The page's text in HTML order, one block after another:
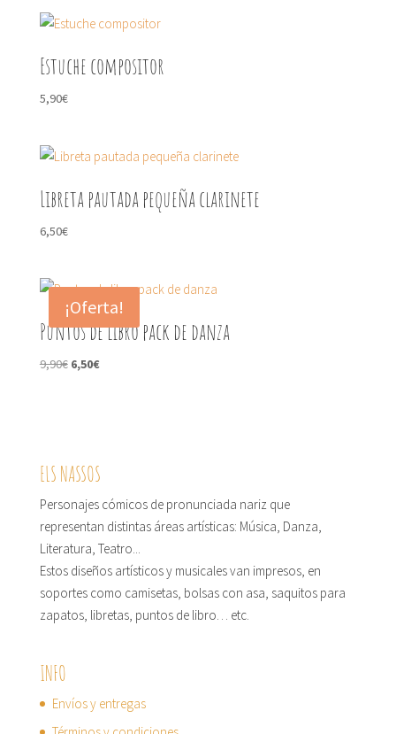
Estuche compositor
5,90€
Libreta pautada pequeña clarinete
6,50€
¡Oferta!
Puntos de libro pack de danza
9,90€ El
6,50€El
ELS NASSOS
Personajes cómicos de pronunciada nariz que
representan distintas áreas artísticas: Música, Danza,
Literatura, Teatro...
Estos diseños artísticos y musicales van impresos, en
soportes como camisetas, bolsas con asa, saquitos para
zapatos, libretas, puntos de libro… etc.
INFO
Envíos y entregas